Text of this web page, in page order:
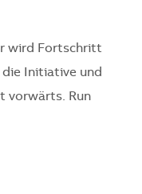
wird Fortschritt
Initiative und
vorwärts. Run